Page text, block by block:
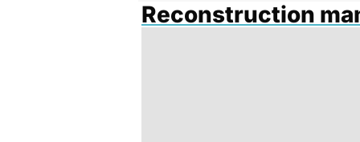
Reconstruction